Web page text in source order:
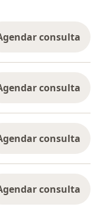
consulta
consulta
consulta
consulta